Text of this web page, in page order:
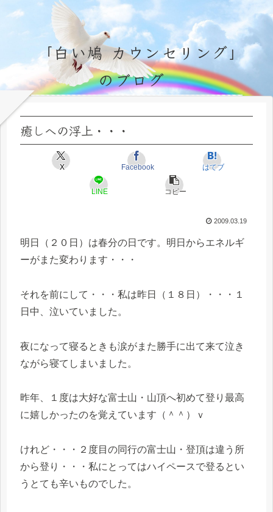
「白い鳩 カウンセリング」
のブログ
癒しへの浮上・・・
X Facebook はてブ
LINE コピー
2009.03.19
明日（２０日）は春分の日です。明日からエネルギ
ーがまた変わります・・・
それを前にして・・・私は昨日（１８日）・・・１
日中、泣いていました。
夜になって寝るときも涙がまた勝手に出て来て泣き
ながら寝てしまいました。
昨年、１度は大好な富士山・山頂へ初めて登り最高
に嬉しかったのを覚えています（＾＾）ｖ
けれど・・・２度目の同行の富士山・登頂は違う所
から登り・・・私にとってはハイペースで登るとい
うとても辛いものでした。